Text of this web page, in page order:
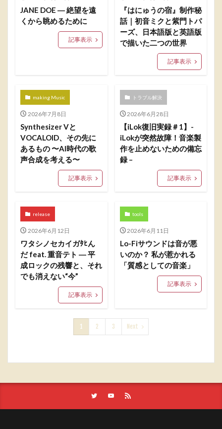
JANE DOE ― 絶望を遠
くから眺めるために
記事表示
『はにゅうの宿』制作秘
話｜初音ミクと紫門トパ
ーズ、日本語版と英語版
で描いた二つの世界
記事表示
making Music
2026年7月8日
Synthesizer Vと
VOCALOID、その先に
あるもの 〜AI時代の歌
声合成を考える〜
記事表示
トラブル解決
2026年6月28日
【iLok復旧実録＃1】-
iLokが突然故障！音楽製
作を止めないための備忘
録 –
記事表示
release
2026年6月12日
ワタシノセカイガﾀﾋん
だ feat. 重音テト ― 平
成ロックの残響と、それ
でも消えない“今”
記事表示
tools
2026年6月11日
Lo-Fiサウンドは音が悪
いのか？ 私が惹かれる
「質感としての音楽」
記事表示
1 2 3 Next